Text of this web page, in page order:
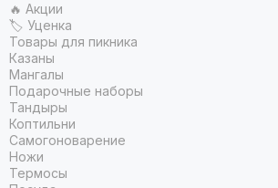
🔥 Акции
🏷 Уценка
Товары для пикника
Казаны
Мангалы
Подарочные наборы
Тандыры
Коптильни
Самогоноварение
Ножи
Термосы